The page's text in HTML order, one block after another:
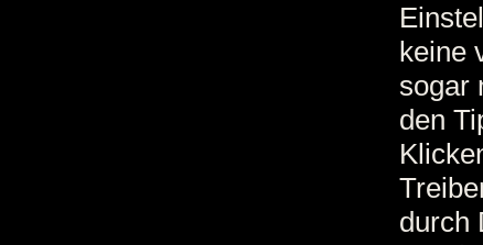
keine
sogar
den
durch